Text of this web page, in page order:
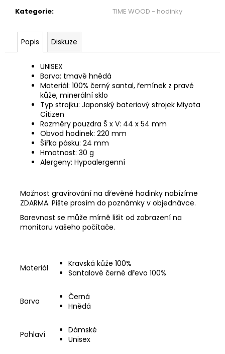
Kategorie: TIME WOOD - hodinky
Popis Diskuze
UNISEX
Barva: tmavě hnědá
Materiál: 100% černý santal, řemínek z pravé
kůže, minerální sklo
Typ strojku: Japonský bateriový strojek Miyota
Citizen
Rozměry pouzdra Š x V: 44 x 54 mm
Obvod hodinek: 220 mm
Šířka pásku: 24 mm
Hmotnost: 30 g
Alergeny: Hypoalergenní
Možnost gravírování na dřevěné hodinky nabízíme
ZDARMA. Pište prosím do poznámky v objednávce.
Barevnost se může mírně lišit od zobrazení na
monitoru vašeho počítače.
Materiál
Kravská kůže 100%
Santalové černé dřevo 100%
Barva
Černá
Hnědá
Pohlaví
Dámské
Unisex
VOLÁNEM
999
Kč